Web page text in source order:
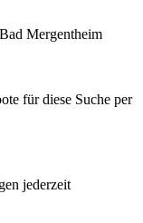
Mergentheim
für diese Suche per
jederzeit